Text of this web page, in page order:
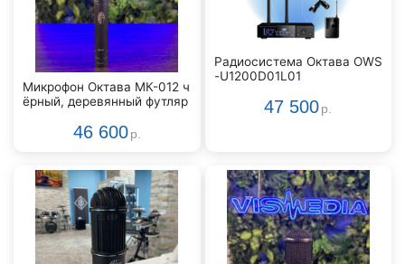
Микрофон Октава МК-012 ч
ёрный, деревянный футляр
46 600 р.
Радиосистема Октава OWS
-U1200D01L01
47 500 р.